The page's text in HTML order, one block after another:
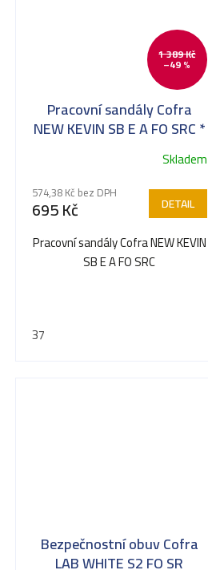
1 389 Kč
–49 %
Pracovní sandály Cofra
NEW KEVIN SB E A FO SRC *
Skladem
574,38 Kč bez DPH
695 Kč DETAIL
Pracovní sandály Cofra NEW KEVIN
SB E A FO SRC
37
Bezpečnostní obuv Cofra
LAB WHITE S2 FO SR